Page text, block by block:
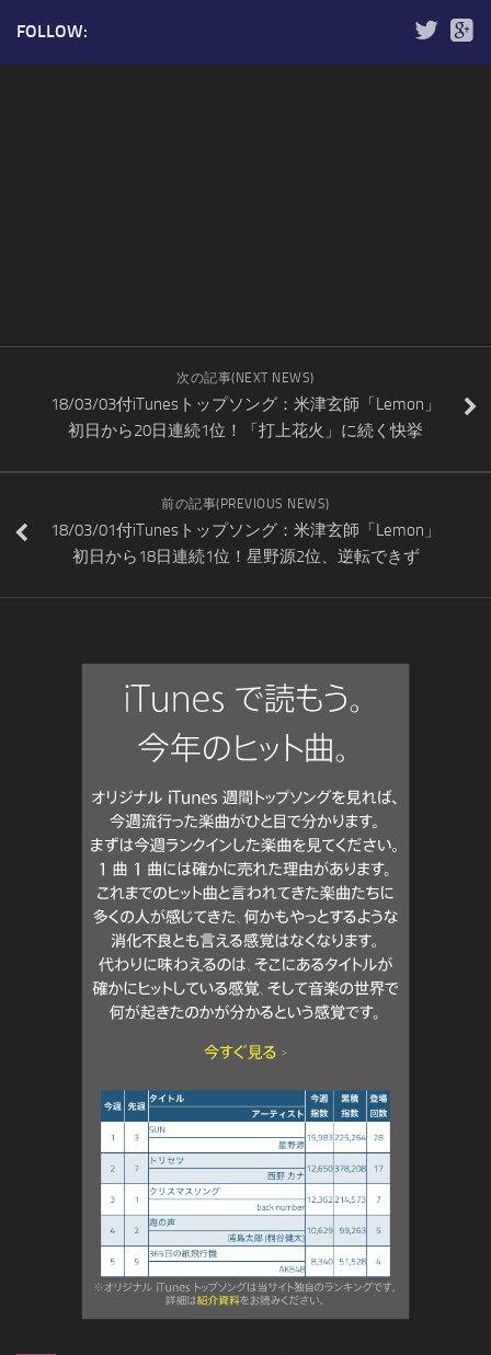
FOLLOW:
次の記事(NEXT NEWS)
18/03/03付iTunesトップソング：米津玄師「Lemon」
初日から20日連続1位！「打上花火」に続く快挙
前の記事(PREVIOUS NEWS)
18/03/01付iTunesトップソング：米津玄師「Lemon」
初日から18日連続1位！星野源2位、逆転できず